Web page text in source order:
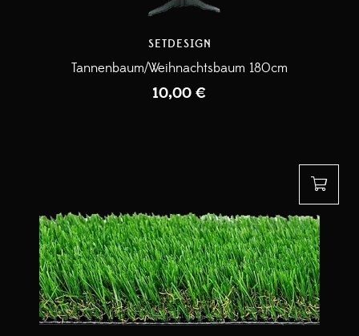
SETDESIGN
Tannenbaum/Weihnachtsbaum 180cm
10,00 €